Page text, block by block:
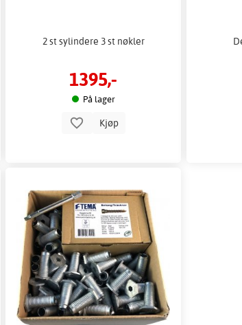
2 st sylindere 3 st nøkler
1395,-
På lager
Kjøp